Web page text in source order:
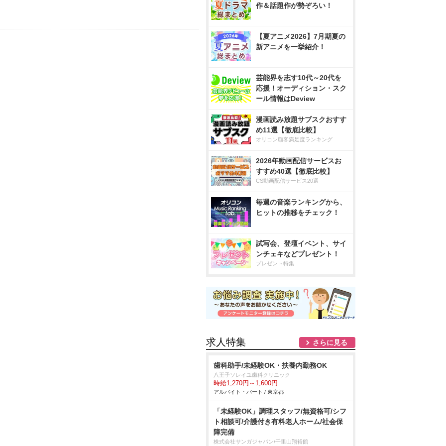
作＆話題作が勢ぞろい！
【夏アニメ2026】7月期夏の
新アニメを一挙紹介！
芸能界を志す10代～20代を
応援！オーディション・スク
ール情報はDeview
漫画読み放題サブスクおすす
め11選【徹底比較】
オリコン顧客満足度ランキング
2026年動画配信サービスお
すすめ40選【徹底比較】
CS動画配信サービス20選
毎週の音楽ランキングから、
ヒットの推移をチェック！
試写会、登壇イベント、サイ
ンチェキなどプレゼント！
プレゼント特集
求人特集 さらに見る
歯科助手/未経験OK・扶養内勤務OK
八王子ソレイユ歯科クリニック
時給1,270円～1,600円
アルバイト・パート / 東京都
「未経験OK」調理スタッフ/無資格可/シフ
ト相談可/介護付き有料老人ホーム/社会保
障完備
株式会社サンガジャパン/千里山翔裕館